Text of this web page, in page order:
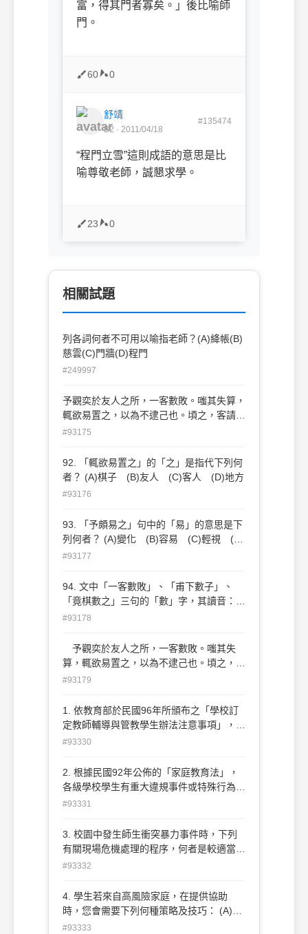
富，得其門者寡矣。」後比喻師
門。
60 0
舒靖
B2 · 2011/04/18
#135474
“程門立雪”這則成語的意思是比
喻尊敬老師，誠懇求學。
23 0
相關試題
列各詞何者不可用以喻指老師？(A)絳帳(B)
慈雲(C)門牆(D)程門
#249997
予觀奕於友人之所，一客數敗。嗤其失算，
輒欲易置之，以為不逮己也。頃之，客請與
予對局，予頗易之。甫下數子，客已得先
竟棋數之，客勝予十三子。予赧甚，不能出
一言。後有招予觀奕者，終日默坐而已。
下棋人的棋藝太差
#93175
92. 「輒欲易置之」的「之」是指代下列何
者？ (A)棋子 (B)友人 (C)客人 (D)地方
#93176
93. 「予頗易之」句中的「易」的意思是下
列何者？ (A)變化 (B)容易 (C)輕視 (D)
得意
#93177
94. 文中「一客數敗」、「甫下數子」、
「竟棋數之」三句的「數」字，其讀音：
(A)三者都不同 (B)一、二相同 (C)二三
#93178
予觀奕於友人之所，一客數敗。嗤其失
算，輒欲易置之，以為不逮己也。頃之，客
請與予對局，予頗易之。甫下數子，客已得
餘。竟棋數之，客勝予十三子。予赧甚，不
能出一言。後有招予觀奕者，終日默坐而
#93179
1. 依教育部於民國96年所頒布之「學校訂
定教師輔導與管教學生辦法注意事項」，下
列哪項敘述是錯誤的： (A)教師輔導與管教
全班學生(B)教師輔導與管教學生時，不得
以對學生財產權之侵害(如罰錢等)作為輔導
監護人同意後方能向主管機關通報
#93330
2. 根據民國92年公佈的「家庭教育法」，
各級學校學生有重大違規事件或特殊行為
時，應提供學生家長： (A)家庭教育諮商
服務
#93331
3. 校園中發生師生衝突暴力事件時，下列
有關現場危機處理的程序，何者是較適當
的？ (A)隔離當事雙方→疏散圍觀旁人→傷
(B)隔離當事雙方→通知校長家長→疏散圍
觀旁人→傷患緊急送醫→指定發言人 (C)隔
#93332
4. 學生若來自高風險家庭，在提供協助
時，您會需要下列何種策略及技巧： (A)整
合社區及學校資源輸送至學生家庭 (B)以各
#93333